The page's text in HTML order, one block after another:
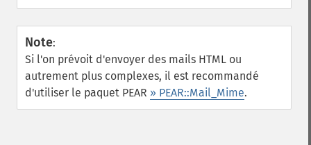
Note:
Si l'on prévoit d'envoyer des mails HTML ou
autrement plus complexes, il est recommandé
d'utiliser le paquet PEAR » PEAR::Mail_Mime.